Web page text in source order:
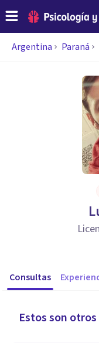
Argentina Paraná
Consultas
Estos son